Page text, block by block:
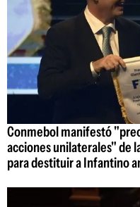
Conmebol manifestó
acciones unilaterales" de
para destituir a Infantino